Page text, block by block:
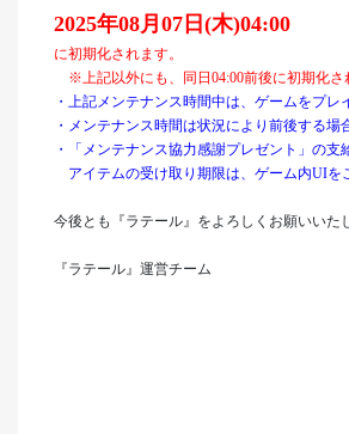
2025年08月07日(木)04:00
に初期化されます。
※上記以外にも、同日04:00前後に初期化さ
・上記メンテナンス時間中は、ゲームをプ
・メンテナンス時間は状況により前後する
・「メンテナンス協力感謝プレゼント」の
アイテムの受け取り期限は、ゲーム内UIを
今後とも『ラテール』をよろしくお願いいた
『ラテール』運営チーム